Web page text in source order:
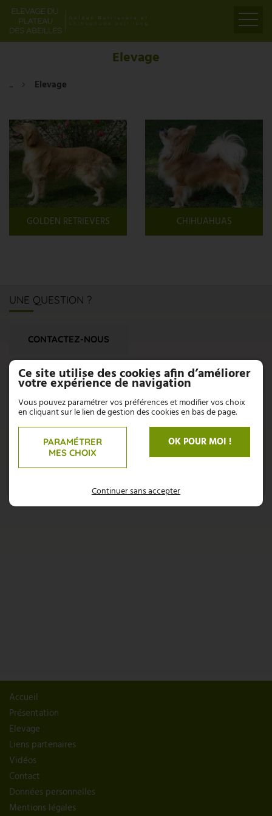
LIENS
PARTENAIRES
VIDÉOS
Elevage
... Elevage
GOLDEN RETRIEVERS CHIHUAHUAS
UNE QUESTION ?
CONTACTEZ-NOUS
N'hésitez pas, nous sommes là pour répondre à vos
interrogations :
05 53 58 94 66
06 71 71 70 94
AZZOPARDI
Accueil
Présentation
Elevage
Liens partenaires
Vidéos
Contact
Données personnelles
Mentions légales
Ce site utilise des cookies afin d’améliorer
votre expérience de navigation
Vous pouvez paramétrer vos préférences et modifier vos choix
en cliquant sur le lien de gestion des cookies en bas de page.
PARAMÉTRER
MES CHOIX
OK POUR MOI !
Continuer sans accepter